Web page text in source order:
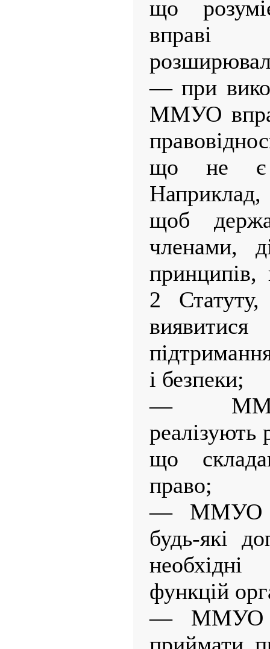
що
— при
ММУО
що не є
щоб
членами,
принципів,
2
і безпеки;
— ММУО
реалізують
що
право;
— ММУО
будь-які
функцій
— ММУО